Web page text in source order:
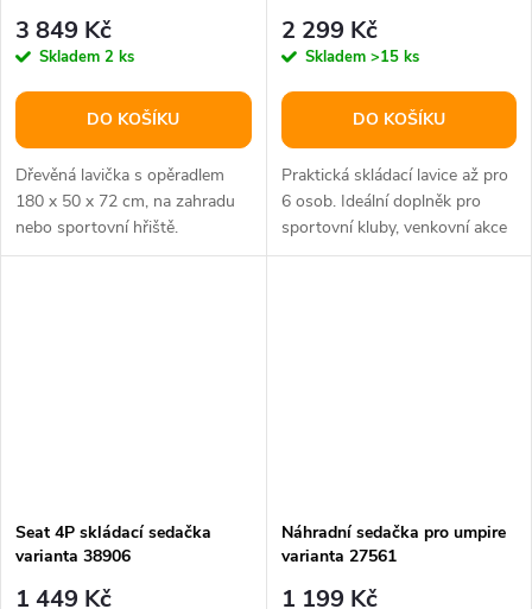
3 849 Kč
Skladem 2 ks
DO KOŠÍKU
Dřevěná lavička s opěradlem
180 x 50 x 72 cm, na zahradu
nebo sportovní hřiště.
2 299 Kč
Skladem >15 ks
DO KOŠÍKU
Praktická skládací lavice až pro
6 osob. Ideální doplněk pro
sportovní kluby, venkovní akce
apod. Přenosný obal...
Seat 4P skládací sedačka
varianta 38906
1 449 Kč
Náhradní sedačka pro umpire
varianta 27561
1 199 Kč